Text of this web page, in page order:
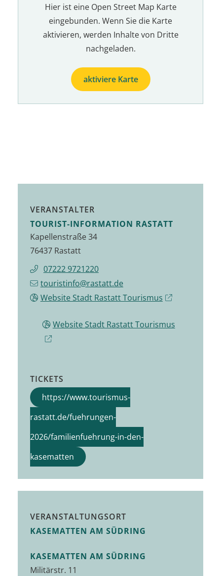
Hier ist eine Open Street Map Karte
eingebunden. Wenn Sie die Karte
aktivieren, werden Inhalte von Dritte
nachgeladen.
aktiviere Karte
VERANSTALTER
TOURIST-INFORMATION RASTATT
Kapellenstraße 34
76437 Rastatt
07222 9721220
touristinfo@rastatt.de
Website Stadt Rastatt Tourismus
Website Stadt Rastatt Tourismus
TICKETS
https://www.tourismus-
rastatt.de/fuehrungen-
2026/familienfuehrung-in-den-
kasematten
VERANSTALTUNGSORT
KASEMATTEN AM SÜDRING
KASEMATTEN AM SÜDRING
Militärstr. 11